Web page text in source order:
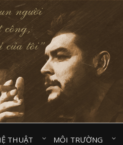
THUẬT⠀ MÔI TRƯỜNG⠀